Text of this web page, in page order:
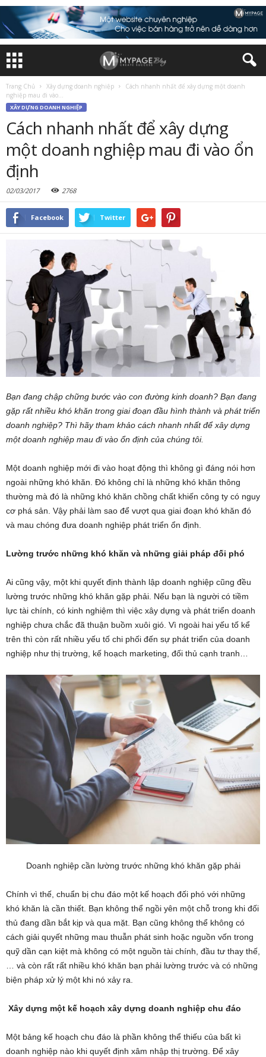
Trang Chủ Xây dựng doanh nghiệp
Cách nhanh nhất để xây dựng một doanh
nghiệp mau đi vào...
XÂY DỰNG DOANH NGHIỆP
Cách nhanh nhất để xây dựng
một doanh nghiệp mau đi vào ổn
định
02/03/2017 2768
Facebook Twitter
Bạn đang chập chững bước vào con đường kinh doanh? Bạn đang
gặp rất nhiều khó khăn trong giai đoạn đầu hình thành và phát triển
doanh nghiệp? Thì hãy tham khảo cách nhanh nhất để xây dựng
một doanh nghiệp mau đi vào ổn định của chúng tôi.
Một doanh nghiệp mới đi vào hoạt động thì không gì đáng nói hơn
ngoài những khó khăn. Đó không chỉ là những khó khăn thông
thường mà đó là những khó khăn chồng chất khiến công ty có nguy
cơ phá sản. Vậy phải làm sao để vượt qua giai đoạn khó khăn đó
và mau chóng đưa doanh nghiệp phát triển ổn định.
Lường trước những khó khăn và những giải pháp đối phó
Ai cũng vậy, một khi quyết định thành lập doanh nghiệp cũng đều
lường trước những khó khăn gặp phải. Nếu bạn là người có tiềm
lực tài chính, có kinh nghiệm thì việc xây dựng và phát triển doanh
nghiệp chưa chắc đã thuận buồm xuôi gió. Vì ngoài hai yếu tố kể
trên thì còn rất nhiều yếu tố chi phối đến sự phát triển của doanh
nghiệp như thị trường, kế hoạch marketing, đối thủ cạnh tranh…
Doanh nghiệp cần lường trước những khó khăn gặp phải
Chính vì thế, chuẩn bị chu đáo một kế hoạch đối phó với những
khó khăn là cần thiết. Bạn không thể ngồi yên một chỗ trong khi đối
thủ đang dần bắt kịp và qua mặt. Bạn cũng không thể không có
cách giải quyết những mau thuẫn phát sinh hoặc nguồn vốn trong
quỹ dần cạn kiệt mà không có một nguồn tài chính, đầu tư thay thế,
… và còn rất rất nhiều khó khăn bạn phải lường trước và có những
biện pháp xử lý một khi nó xảy ra.
Xây dựng một kế hoạch xây dựng doanh nghiệp chu đáo
Một bảng kế hoạch chu đáo là phần không thể thiếu của bất kì
doanh nghiệp nào khi quyết định xâm nhập thị trường. Để xây